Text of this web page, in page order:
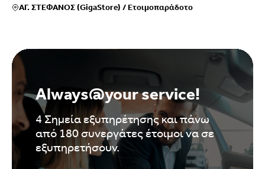
ΑΓ. ΣΤΕΦΑΝΟΣ (GigaStore) /Ετοιμοπαράδοτο
Always@your service!
4 Σημεία εξυπηρέτησης και πάνω
από 180 συνεργάτες έτοιμοι να σε
εξυπηρετήσουν.